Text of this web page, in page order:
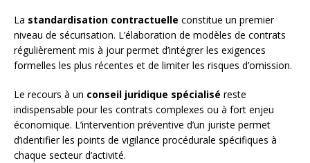
La standardisation contractuelle constitue un premier
niveau de sécurisation. L’élaboration de modèles de contrats
régulièrement mis à jour permet d’intégrer les exigences
formelles les plus récentes et de limiter les risques d’omission.
Le recours à un conseil juridique spécialisé reste
indispensable pour les contrats complexes ou à fort enjeu
économique. L’intervention préventive d’un juriste permet
d’identifier les points de vigilance procédurale spécifiques à
chaque secteur d’activité.